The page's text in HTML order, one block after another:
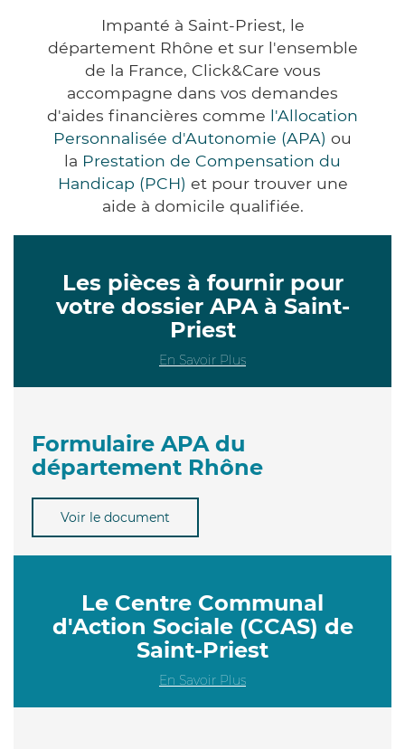
Impanté à Saint-Priest, le
département Rhône et sur l'ensemble
de la France, Click&Care vous
accompagne dans vos demandes
d'aides financières comme l'Allocation
Personnalisée d'Autonomie (APA) ou
la Prestation de Compensation du
Handicap (PCH) et pour trouver une
aide à domicile qualifiée.
Les pièces à fournir pour
votre dossier APA à Saint-
Priest
En Savoir Plus
Formulaire APA du
département Rhône
Voir le document
Le Centre Communal
d'Action Sociale (CCAS) de
Saint-Priest
En Savoir Plus